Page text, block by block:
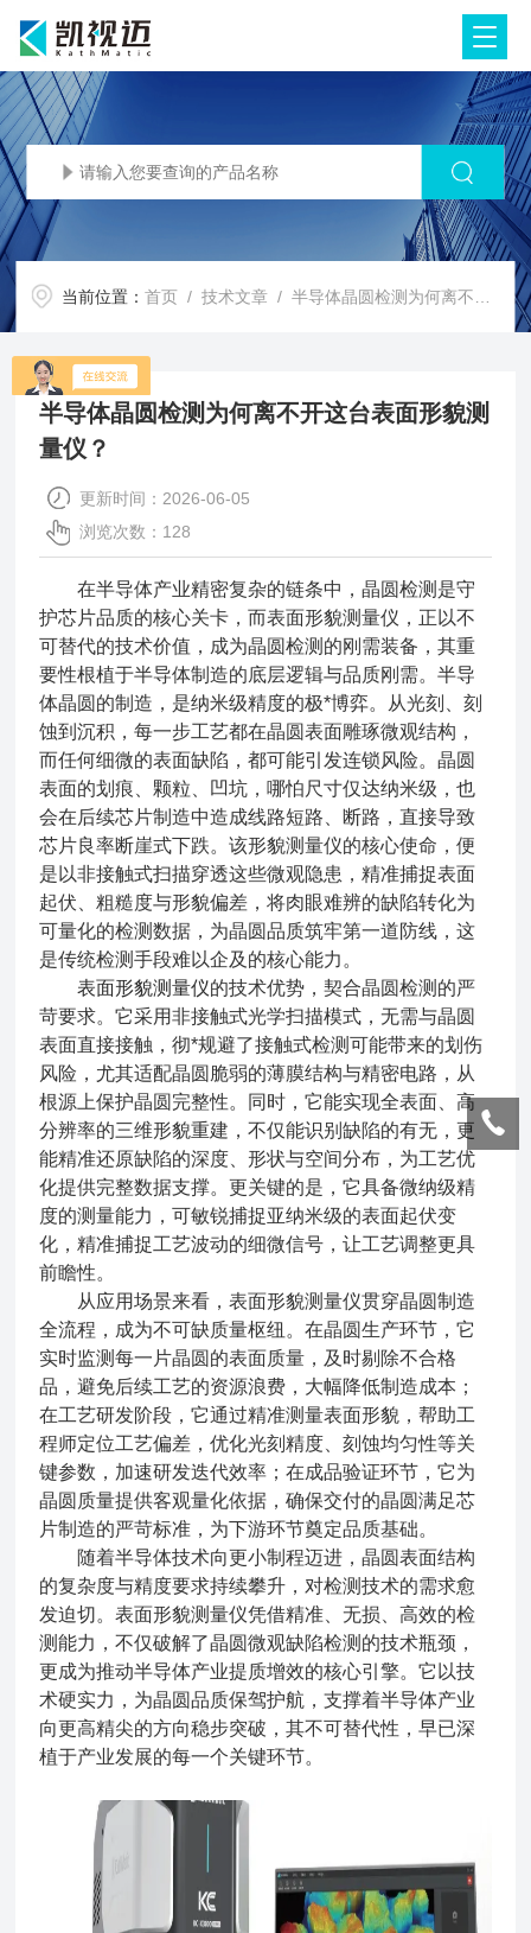
当前位置：首页 /技术文章 / 半导体晶圆检测为何离不开这台表面形貌测量仪？
半导体晶圆检测为何离不开这台表面形貌测
量仪？
更新时间：2026-06-05
浏览次数：128
在半导体产业精密复杂的链条中，晶圆检测是守
护芯片品质的核心关卡，而表面形貌测量仪，正以不
可替代的技术价值，成为晶圆检测的刚需装备，其重
要性根植于半导体制造的底层逻辑与品质刚需。半导
体晶圆的制造，是纳米级精度的极*博弈。从光刻、刻
蚀到沉积，每一步工艺都在晶圆表面雕琢微观结构，
而任何细微的表面缺陷，都可能引发连锁风险。晶圆
表面的划痕、颗粒、凹坑，哪怕尺寸仅达纳米级，也
会在后续芯片制造中造成线路短路、断路，直接导致
芯片良率断崖式下跌。该形貌测量仪的核心使命，便
是以非接触式扫描穿透这些微观隐患，精准捕捉表面
起伏、粗糙度与形貌偏差，将肉眼难辨的缺陷转化为
可量化的检测数据，为晶圆品质筑牢第一道防线，这
是传统检测手段难以企及的核心能力。
表面形貌测量仪的技术优势，契合晶圆检测的严
苛要求。它采用非接触式光学扫描模式，无需与晶圆
表面直接接触，彻*规避了接触式检测可能带来的划伤
风险，尤其适配晶圆脆弱的薄膜结构与精密电路，从
根源上保护晶圆完整性。同时，它能实现全表面、高
分辨率的三维形貌重建，不仅能识别缺陷的有无，更
能精准还原缺陷的深度、形状与空间分布，为工艺优
化提供完整数据支撑。更关键的是，它具备微纳级精
度的测量能力，可敏锐捕捉亚纳米级的表面起伏变
化，精准捕捉工艺波动的细微信号，让工艺调整更具
前瞻性。
从应用场景来看，表面形貌测量仪贯穿晶圆制造
全流程，成为不可缺质量枢纽。在晶圆生产环节，它
实时监测每一片晶圆的表面质量，及时剔除不合格
品，避免后续工艺的资源浪费，大幅降低制造成本；
在工艺研发阶段，它通过精准测量表面形貌，帮助工
程师定位工艺偏差，优化光刻精度、刻蚀均匀性等关
键参数，加速研发迭代效率；在成品验证环节，它为
晶圆质量提供客观量化依据，确保交付的晶圆满足芯
片制造的严苛标准，为下游环节奠定品质基础。
随着半导体技术向更小制程迈进，晶圆表面结构
的复杂度与精度要求持续攀升，对检测技术的需求愈
发迫切。表面形貌测量仪凭借精准、无损、高效的检
测能力，不仅破解了晶圆微观缺陷检测的技术瓶颈，
更成为推动半导体产业提质增效的核心引擎。它以技
术硬实力，为晶圆品质保驾护航，支撑着半导体产业
向更高精尖的方向稳步突破，其不可替代性，早已深
植于产业发展的每一个关键环节。